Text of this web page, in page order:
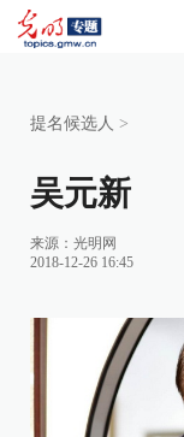
提名候选人 >
吴元新
来源： 光明网
2018-12-26 16:45